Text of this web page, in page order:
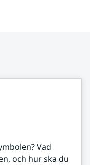
Vad
och hur ska du